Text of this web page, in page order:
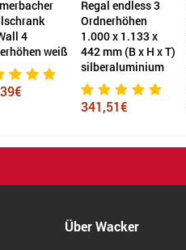
4
weiß
Regal endless 3
Ordnerhöhen
1.000 x 1.133 x
442 mm (B x H x T)
silberaluminium
341,51€
Über Wacker